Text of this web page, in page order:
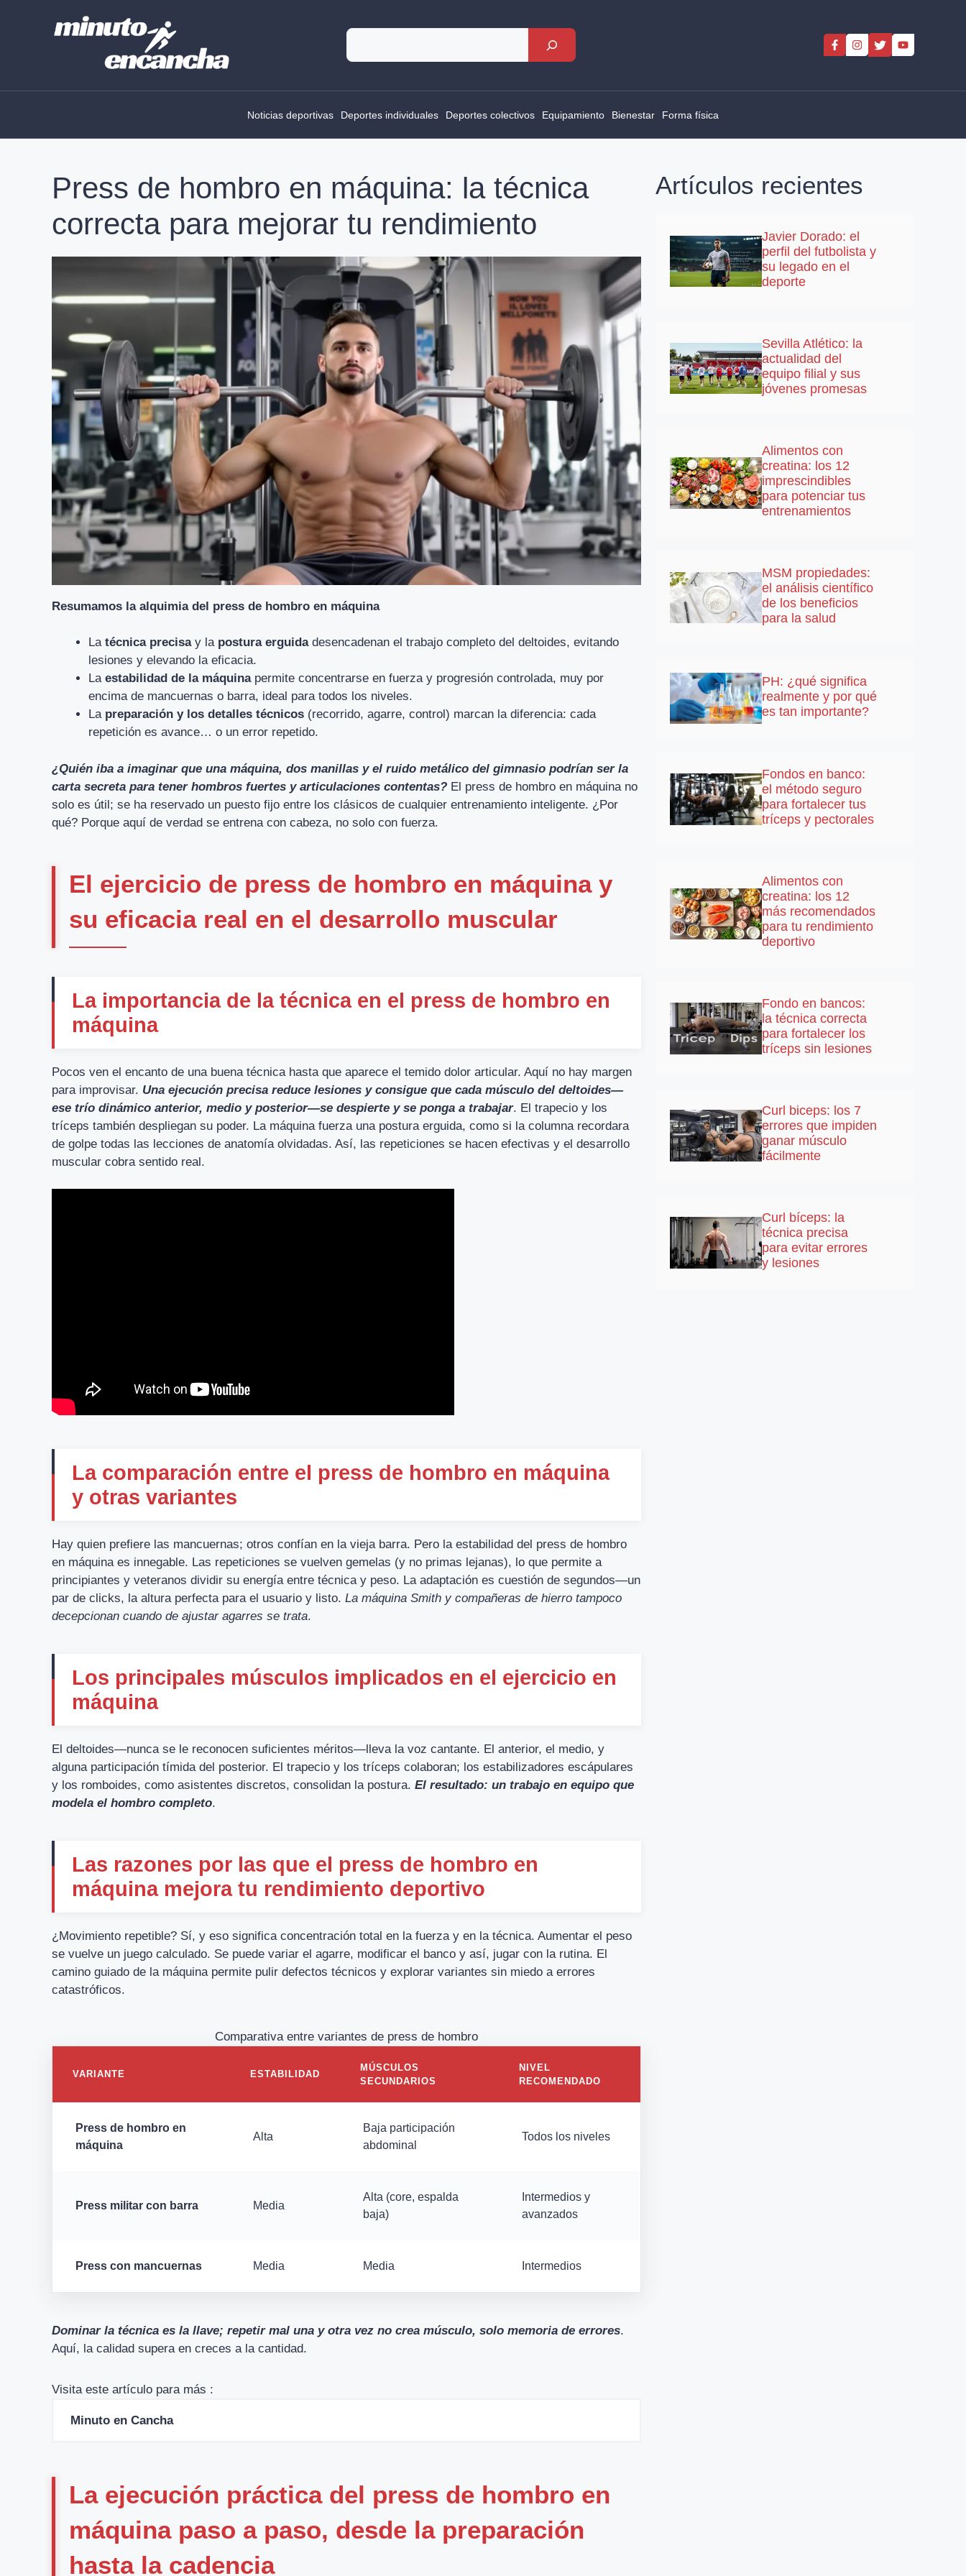
Rechercher
Noticias deportivas Deportes individuales Deportes colectivos Equipamiento Bienestar Forma física
Press de hombro en máquina: la técnica
correcta para mejorar tu rendimiento
Resumamos la alquimia del press de hombro en máquina
La técnica precisay la postura erguidadesencadenan el trabajo completo del deltoides, evitando
lesiones y elevando la eficacia.
La estabilidad de la máquinapermite concentrarse en fuerza y progresión controlada, muy por
encima de mancuernas o barra, ideal para todos los niveles.
La preparación y los detalles técnicos (recorrido, agarre, control) marcan la diferencia: cada
repetición es avance… o un error repetido.
¿Quién iba a imaginar que una máquina, dos manillas y el ruido metálico del gimnasio podrían ser la
carta secreta para tener hombros fuertes y articulaciones contentas? El press de hombro en máquina no
solo es útil; se ha reservado un puesto fijo entre los clásicos de cualquier entrenamiento inteligente. ¿Por
qué? Porque aquí de verdad se entrena con cabeza, no solo con fuerza.
El ejercicio de press de hombro en máquina y
su eficacia real en el desarrollo muscular
La importancia de la técnica en el press de hombro en
máquina
Pocos ven el encanto de una buena técnica hasta que aparece el temido dolor articular. Aquí no hay margen
para improvisar. Una ejecución precisa reduce lesiones y consigue que cada músculo del deltoides—
ese trío dinámico anterior, medio y posterior—se despierte y se ponga a trabajar. El trapecio y los
tríceps también despliegan su poder. La máquina fuerza una postura erguida, como si la columna recordara
de golpe todas las lecciones de anatomía olvidadas. Así, las repeticiones se hacen efectivas y el desarrollo
muscular cobra sentido real.
La comparación entre el press de hombro en máquina
y otras variantes
Hay quien prefiere las mancuernas; otros confían en la vieja barra. Pero la estabilidad del press de hombro
en máquina es innegable. Las repeticiones se vuelven gemelas (y no primas lejanas), lo que permite a
principiantes y veteranos dividir su energía entre técnica y peso. La adaptación es cuestión de segundos—un
par de clicks, la altura perfecta para el usuario y listo. La máquina Smith y compañeras de hierro tampoco
decepcionan cuando de ajustar agarres se trata.
Los principales músculos implicados en el ejercicio en
máquina
El deltoides—nunca se le reconocen suficientes méritos—lleva la voz cantante. El anterior, el medio, y
alguna participación tímida del posterior. El trapecio y los tríceps colaboran; los estabilizadores escápulares
y los romboides, como asistentes discretos, consolidan la postura. El resultado: un trabajo en equipo que
modela el hombro completo.
Las razones por las que el press de hombro en
máquina mejora tu rendimiento deportivo
¿Movimiento repetible? Sí, y eso significa concentración total en la fuerza y en la técnica. Aumentar el peso
se vuelve un juego calculado. Se puede variar el agarre, modificar el banco y así, jugar con la rutina. El
camino guiado de la máquina permite pulir defectos técnicos y explorar variantes sin miedo a errores
catastróficos.
Comparativa entre variantes de press de hombro
VARIANTE ESTABILIDAD
MÚSCULOS
SECUNDARIOS
NIVEL
RECOMENDADO
Press de hombro en
máquina
Alta
Baja participación
abdominal
Todos los niveles
Press militar con barra Media
Alta (core, espalda
baja)
Intermedios y
avanzados
Press con mancuernas Media Media Intermedios
Dominar la técnica es la llave; repetir mal una y otra vez no crea músculo, solo memoria de errores.
Aquí, la calidad supera en creces a la cantidad.
Visita este artículo para más :
Minuto en Cancha
La ejecución práctica del press de hombro en
máquina paso a paso, desde la preparación
hasta la cadencia
Artículos recientes
Javier Dorado: el
perfil del futbolista y
su legado en el
deporte
Sevilla Atlético: la
actualidad del
equipo filial y sus
jóvenes promesas
Alimentos con
creatina: los 12
imprescindibles
para potenciar tus
entrenamientos
MSM propiedades:
el análisis científico
de los beneficios
para la salud
PH: ¿qué significa
realmente y por qué
es tan importante?
Fondos en banco:
el método seguro
para fortalecer tus
tríceps y pectorales
Alimentos con
creatina: los 12
más recomendados
para tu rendimiento
deportivo
Fondo en bancos:
la técnica correcta
para fortalecer los
tríceps sin lesiones
Curl biceps: los 7
errores que impiden
ganar músculo
fácilmente
Curl bíceps: la
técnica precisa
para evitar errores
y lesiones